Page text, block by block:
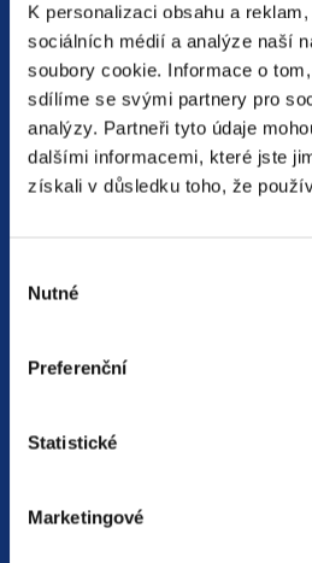
K personalizaci obsahu a
sociálních médií a analýze naší
soubory cookie. Informace o
sdílíme se svými partnery pro
analýzy. Partneři tyto údaje
dalšími informacemi, které jste
získali v důsledku toho, že
souhlasu
Nutné
Preferenční
Statistické
Marketingové
JsmeHR agenturas
Moravskoslezském krajia
si na individuálním a
a zprostředkovat tu
Od roku 2014 v nás vložilo
známkou